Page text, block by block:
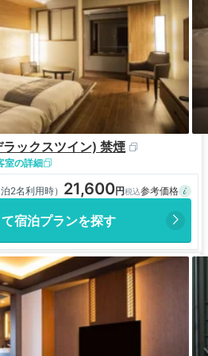
ックスツイン) 禁煙
室の詳細
2名利用時） 21,600
宿泊プランを探す